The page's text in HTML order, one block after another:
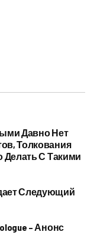
Давно Нет
Толкования
С Такими
Следующий
– Анонс